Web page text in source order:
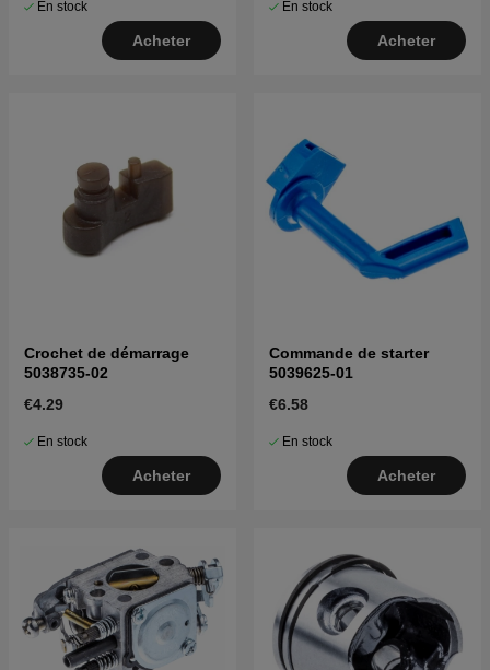
En stock
Acheter
En stock
Acheter
Crochet de démarrage
5038735-02
€4.29
En stock
Acheter
Commande de starter
5039625-01
€6.58
En stock
Acheter